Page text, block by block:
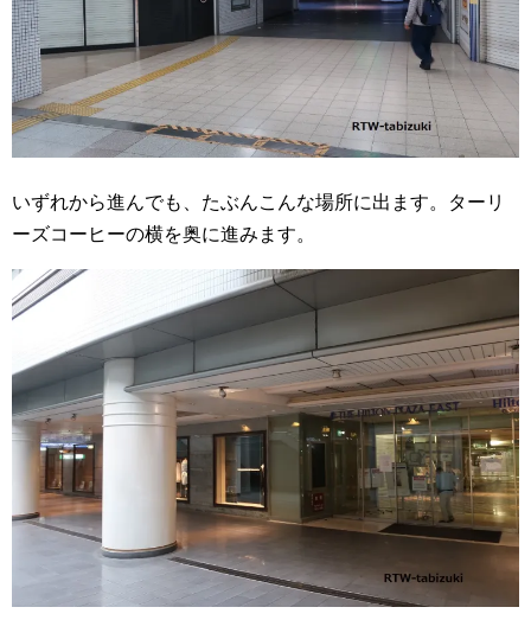
いずれから進んでも、たぶんこんな場所に出ます。ターリ
ーズコーヒーの横を奥に進みます。